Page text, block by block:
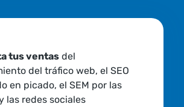
tus ventasdel
del tráfico web, el SEO
en picado, el SEM por las
las redes sociales